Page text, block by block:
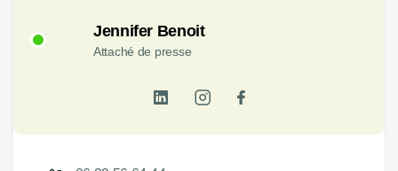
Jennifer Benoit
Attaché de presse